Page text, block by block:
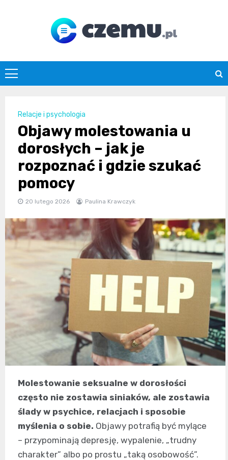
czemu.pl
Relacje i psychologia
Objawy molestowania u
dorosłych – jak je
rozpoznać i gdzie szukać
pomocy
20 lutego 2026 Paulina Krawczyk
Molestowanie seksualne w dorosłości
często nie zostawia siniaków, ale zostawia
ślady w psychice, relacjach i sposobie
myślenia o sobie. Objawy potrafią być mylące
– przypominają depresję, wypalenie, „trudny
charakter” albo po prostu „taką osobowość”.